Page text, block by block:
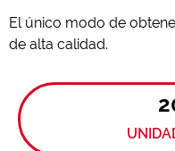
El único modo de
de alta calidad.